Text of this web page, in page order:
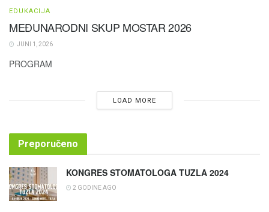
EDUKACIJA
MEĐUNARODNI SKUP MOSTAR 2026
JUNI 1, 2026
PROGRAM
LOAD MORE
Preporučeno
KONGRES STOMATOLOGA TUZLA 2024
2 GODINE AGO